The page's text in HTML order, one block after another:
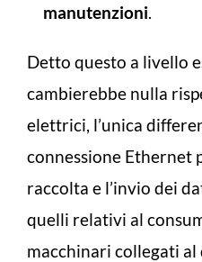
manutenzioni.
Detto questo a livello
cambierebbe nulla
elettrici, l’unica
connessione Ethernet
raccolta e l’invio dei
quelli relativi al
macchinari collegati